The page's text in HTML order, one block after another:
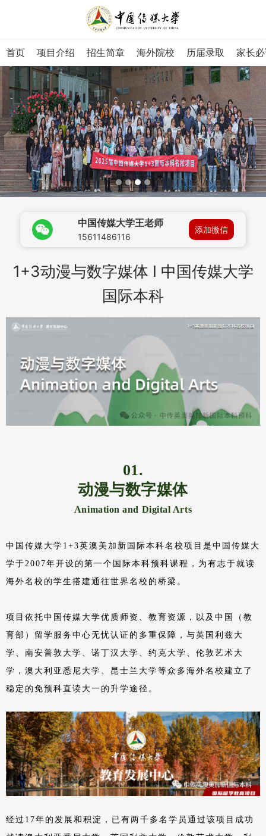
首页 项目介绍 招生简章 海外院校 历届录取 家长
中国传媒大学王老师
15611486116
添加微信
1+3动漫与数字媒体 Ι 中国传媒大学
国际本科
01.
动漫与数字媒体
Animation and Digital Arts
中国传媒大学1+3英澳美加新国际本科名校项目是中国传媒大
学于2007年开设的第一个国际本科预科课程，为有志于就读
海外名校的学生搭建通往世界名校的桥梁。
项目依托中国传媒大学优质师资、教育资源，以及中国（教
育部）留学服务中心无忧认证的多重保障，与英国利兹大
学、南安普敦大学、诺丁汉大学、约克大学、伦敦艺术大
学，澳大利亚悉尼大学、昆士兰大学等众多海外名校建立了
稳定的免预科直读大一的升学途径。
经过17年的发展和积淀，已有两千多名学员通过该项目成功